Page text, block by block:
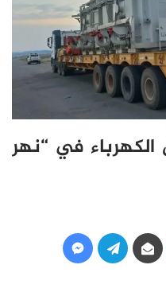
في “نهر